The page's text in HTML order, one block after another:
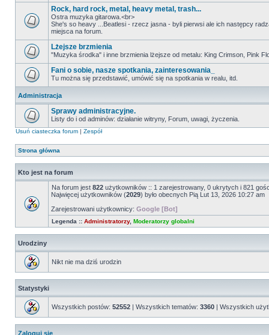
Rock, hard rock, metal, heavy metal, trash...
Ostra muzyka gitarowa.<br>
She's so heavy ...Beatlesi - rzecz jasna - byli pierwsi ale ich następcy
miejsca na forum.
Lżejsze brzmienia
"Muzyka środka" i inne brzmienia lżejsze od metalu: King Crimson, Pink
Fani o sobie, nasze spotkania, zainteresowania_
Tu można się przedstawić, umówić się na spotkania w realu, itd.
Administracja
Sprawy administracyjne.
Listy do i od adminów: działanie witryny, Forum, uwagi, życzenia.
Usuń ciasteczka forum | Zespół
Strona główna
Kto jest na forum
Na forum jest 822 użytkowników :: 1 zarejestrowany, 0 ukrytych i 821
Najwięcej użytkowników (2029) było obecnych Pią Lut 13, 2026 10:27 am
Zarejestrowani użytkownicy: Google [Bot]
Legenda :: Administratorzy, Moderatorzy globalni
Urodziny
Nikt nie ma dziś urodzin
Statystyki
Wszystkich postów: 52552 | Wszystkich tematów: 3360 | Wszystkich
Zaloguj się